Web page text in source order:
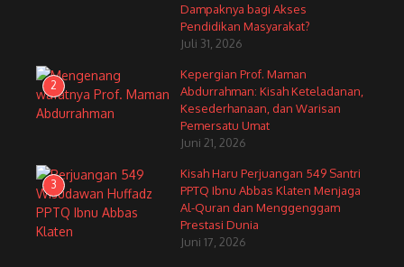
Dampaknya bagi Akses
Pendidikan Masyarakat?
Juli 31, 2026
2
Kepergian Prof. Maman
Abdurrahman: Kisah Keteladanan,
Kesederhanaan, dan Warisan
Pemersatu Umat
Juni 21, 2026
3
Kisah Haru Perjuangan 549 Santri
PPTQ Ibnu Abbas Klaten Menjaga
Al-Quran dan Menggenggam
Prestasi Dunia
Juni 17, 2026